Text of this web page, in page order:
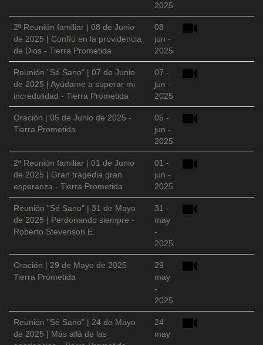
2025
2ª Reunión familiar | 08 de Junio
de 2025 | Confío en la providencia
de Dios - Tierra Prometida
08 -
jun -
2025
Reunión "Sé Sano" | 07 de Junio
de 2025 | Ayúdame a superar mi
incredulidad - Tierra Prometida
07 -
jun -
2025
Oración | 05 de Junio de 2025 -
Tierra Prometida
05 -
jun -
2025
2ª Reunión familiar | 01 de Junio
de 2025 | Gran tragedia gran
esperanza - Tierra Prometida
01 -
jun -
2025
Reunión "Sé Sano" | 31 de Mayo
de 2025 | Perdonando siempre -
Roberto Stevenson E.
31 -
may
-
2025
Oración | 29 de Mayo de 2025 -
Tierra Prometida
29 -
may
-
2025
Reunión "Sé Sano" | 24 de Mayo
de 2025 | Más allá de las
24 -
may